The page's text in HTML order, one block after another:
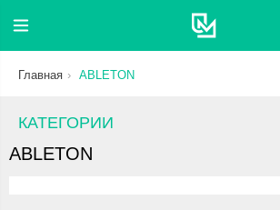
Главная ABLETON
КАТЕГОРИИ
ABLETON